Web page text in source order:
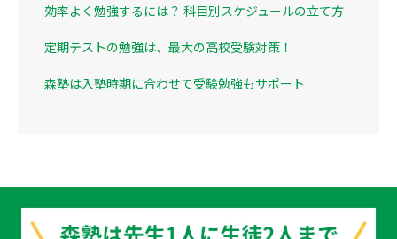
効率よく勉強するには？ 科目別スケジュールの立て方
定期テストの勉強は、最大の高校受験対策！
森塾は入塾時期に合わせて受験勉強もサポート